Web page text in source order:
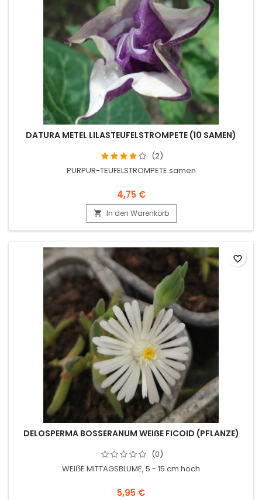
DATURA METEL LILASTEUFELSTROMPETE (10 SAMEN)
(2)
PURPUR-TEUFELSTROMPETE samen
4,75 €
 In den Warenkorb
DELOSPERMA BOSSERANUM WEIẞE FICOID (PFLANZE)
(0)
WEIẞE MITTAGSBLUME, 5 - 15 cm hoch
5,95 €
favorite_border